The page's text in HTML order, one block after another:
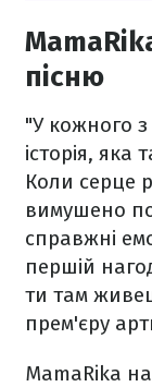
пісню
"У кожного
історія,
Коли серце
вимушено
справжні
першій
ти там
прем'єру
MamaRika